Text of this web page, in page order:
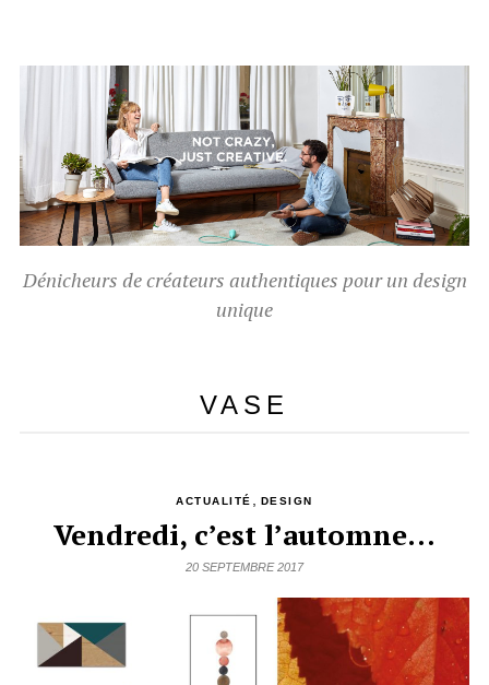
Dénicheurs de créateurs authentiques pour un design
unique
VASE
ACTUALITÉ DESIGN
Vendredi, c’est l’automne…
20 SEPTEMBRE 2017